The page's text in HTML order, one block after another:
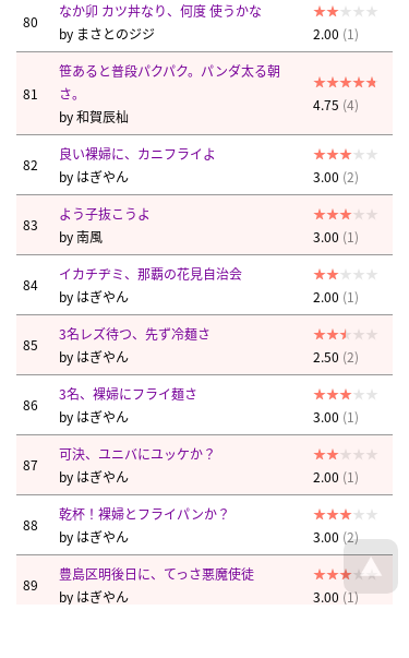
80
なか卯 カツ丼なり、何度 使うかな
by まさとのジジ 2.00 (1)
81
笹あると普段パクパク。パンダ太る朝
さ。
by和賀辰杣
4.75 (4)
82
良い裸婦に、カニフライよ
by はぎやん 3.00 (2)
83
よう子抜こうよ
by南風 3.00 (1)
84
イカチヂミ、那覇の花見自治会
by はぎやん 2.00 (1)
85
3名レズ待つ、先ず冷麺さ
by はぎやん 2.50 (2)
86
3名、裸婦にフライ麺さ
by はぎやん 3.00 (1)
87
可決、ユニバにユッケか？
by はぎやん 2.00 (1)
88
乾杯！裸婦とフライパンか？
by はぎやん 3.00 (2)
89
豊島区明後日に、てっさ悪魔使徒
by はぎやん 3.00 (1)